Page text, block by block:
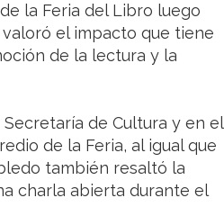
la Feria del Libro luego
el impacto que tiene
de la lectura y la
de Cultura y en el
de la Feria, al igual que
también resaltó la
charla abierta durante el